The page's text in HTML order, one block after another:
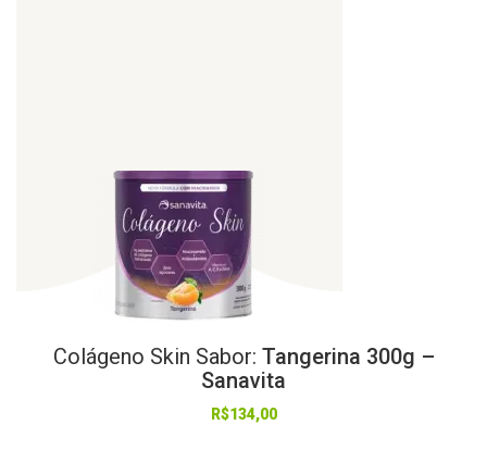
Colágeno Skin Sabor: Tangerina 300g –
Sanavita
R$134,00